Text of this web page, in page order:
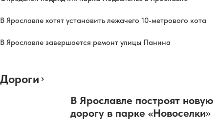
В Ярославле хотят установить лежачего 10-метрового кота
В Ярославле завершается ремонт улицы Панина
Дороги
В Ярославле построят новую
дорогу в парке «Новоселки»